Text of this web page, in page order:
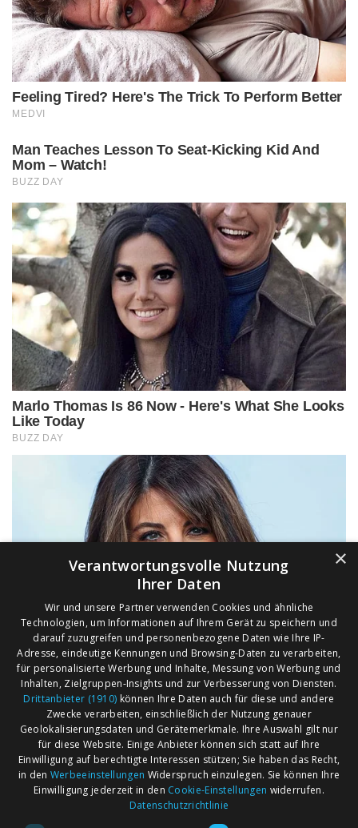
AGB
Impressum
Märkte nach Bundesländern
Märkte nach PLZ
Märkte nach Umkreis
×
Verantwortungsvolle Nutzung
Ihrer Daten
Wir und unsere Partner verwenden Cookies und ähnliche
Technologien, um Informationen auf Ihrem Gerät zu speichern und
darauf zuzugreifen und personenbezogene Daten wie Ihre IP-
Adresse, eindeutige Kennungen und Browsing-Daten zu verarbeiten,
für personalisierte Werbung und Inhalte, Messung von Werbung und
Inhalten, Zielgruppen-Insights und zur Verbesserung von Diensten.
Drittanbieter (1910) können Ihre Daten auch für diese und andere
Zwecke verarbeiten, einschließlich der Nutzung genauer
Geolokalisierungsdaten und Gerätemerkmale. Ihre Auswahl gilt nur
für diese Website. Einige Anbieter können sich statt auf Ihre
Einwilligung auf berechtigte Interessen stützen; Sie haben das Recht,
in den Werbeeinstellungen Widerspruch einzulegen. Sie können Ihre
Einwilligung jederzeit in den Cookie-Einstellungen widerrufen.
Datenschutzrichtlinie